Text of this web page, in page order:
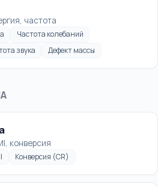
частота
Частота колебаний
звука Дефект массы
конверсия
Конверсия (CR)